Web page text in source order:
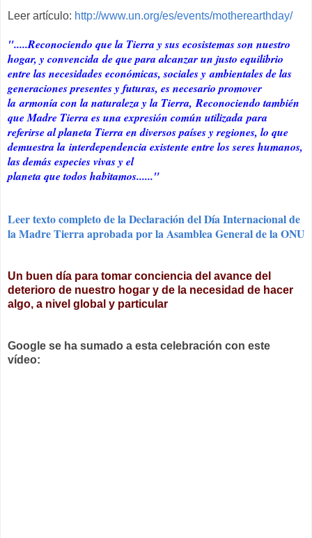
Leer artículo: http://www.un.org/es/events/motherearthday/
".....Reconociendo que la Tierra y sus ecosistemas son nuestro
hogar, y convencidade que para alcanzar un justo equilibrio
entre las necesidades económicas, sociales yambientales de las
generaciones presentes y futuras, es necesario promover
laarmonía con la naturaleza y la Tierra,Reconociendo también
que Madre Tierra es una expresión común utilizadapara
referirse al planeta Tierra en diversos países y regiones, lo que
demuestra la interdependencia existente entre los seres humanos,
las demás especies vivas y el
planeta que todos habitamos......"
Leer texto completo de la Declaración del Día Internacional de
la Madre Tierra aprobada por la Asamblea General de la ONU
Un buen día para tomar conciencia del avance del
deterioro de nuestro hogar y de la necesidad de hacer
algo, a nivel global y particular
Google se ha sumado a esta celebración con este
vídeo: